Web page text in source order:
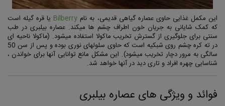
این مکمل غذایی حاوی عصاره گیاهی قدیمی، به نام Bilberry یا قره گیله است
که کمک شایانی به جریان خون اطراف چشم ها میکند. عصاره بیلبری در طب
سنتی برای جلوگیری از گسترش تخریب ماکولا استفاده میشود. (ماکولا ناحیه ای
در ته کره چشم روی شبکیه است که حاوی سلولهای نوری بوده و پس از سن 50
سالگی به مرور دچار تخریب میشود). این مشکل مانع توانایی آنها برای خواندن ،
شناسایی چهره افراد و تاری دید در آنها خواهد شد.
فوائد و ویژگی های عصاره بیلبری